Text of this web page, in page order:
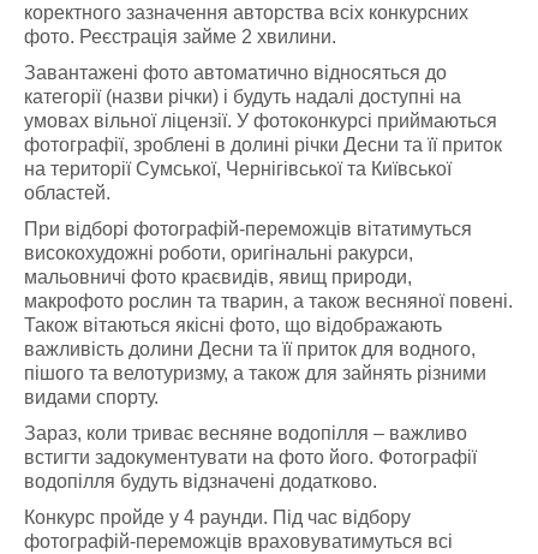
коректного зазначення авторства всіх конкурсних
фото. Реєстрація займе 2 хвилини.
Завантажені фото автоматично відносяться до
категорії (назви річки) і будуть надалі доступні на
умовах вільної ліцензії. У фотоконкурсі приймаються
фотографії, зроблені в долині річки Десни та її приток
на території Сумської, Чернігівської та Київської
областей.
При відборі фотографій-переможців вітатимуться
високохудожні роботи, оригінальні ракурси,
мальовничі фото краєвидів, явищ природи,
макрофото рослин та тварин, а також весняної повені.
Також вітаються якісні фото, що відображають
важливість долини Десни та її приток для водного,
пішого та велотуризму, а також для зайнять різними
видами спорту.
Зараз, коли триває весняне водопілля – важливо
встигти задокументувати на фото його. Фотографії
водопілля будуть відзначені додатково.
Конкурс пройде у 4 раунди. Під час відбору
фотографій-переможців враховуватимуться всі